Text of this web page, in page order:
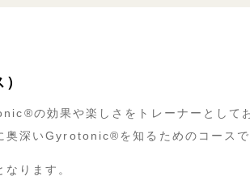
の効果や楽しさをトレーナーとして
奥深いGyrotonic®︎を知るためのコースで
ります。